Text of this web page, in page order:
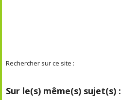
Rechercher sur ce site :
Sur le(s) même(s) sujet(s) :